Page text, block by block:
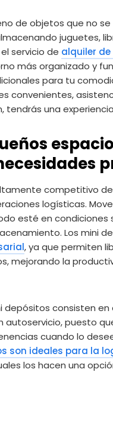
de objetos que no
juguetes,
servicio de alquiler
más organizado y
para tu
convenientes,
tendrás una
competitivo
logísticas.
esté en condiciones
Los mini
, ya que permiten
mejorando la
depósitos consisten
autoservicio, puesto
cuando lo
son ideales para la
los hacen una